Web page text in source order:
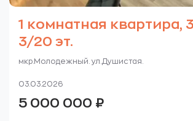
1 комнатная квартира,
3/20 эт.
мкр.Молодежный. ул.Душистая.
03.03.2026
5 000 000 ₽